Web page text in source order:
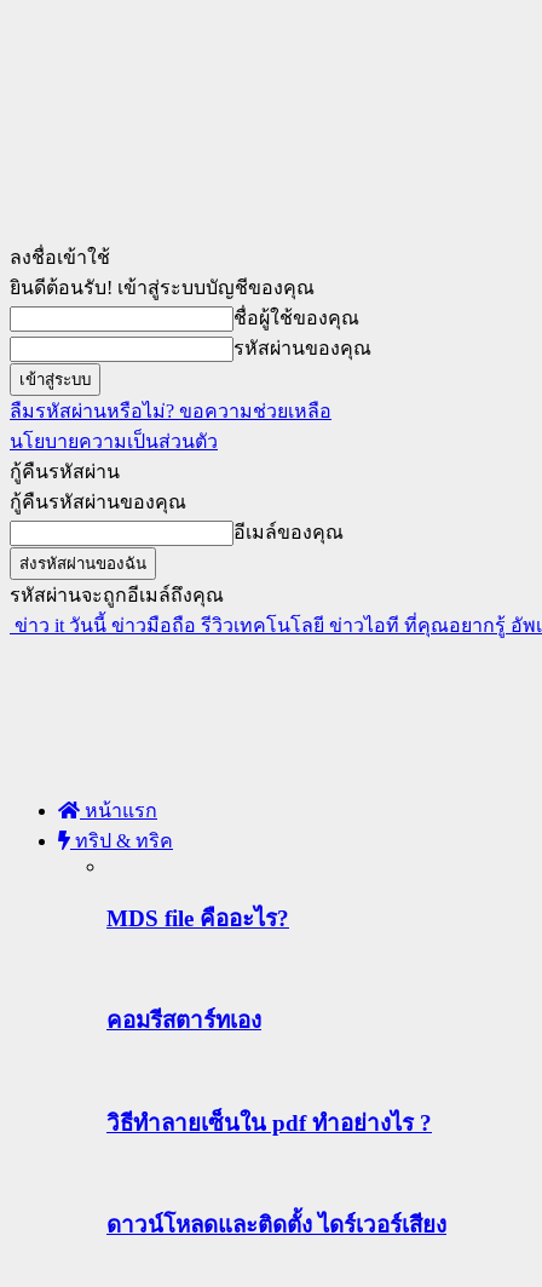
ลงชื่อเข้าใช้
ยินดีต้อนรับ! เข้าสู่ระบบบัญชีของคุณ
ชื่อผู้ใช้ของคุณ
รหัสผ่านของคุณ
ลืมรหัสผ่านหรือไม่? ขอความช่วยเหลือ
นโยบายความเป็นส่วนตัว
กู้คืนรหัสผ่าน
กู้คืนรหัสผ่านของคุณ
อีเมล์ของคุณ
รหัสผ่านจะถูกอีเมล์ถึงคุณ
ข่าว it วันนี้ ข่าวมือถือ รีวิวเทคโนโลยี ข่าวไอที ที่คุณอยากรู้ อัพ
หน้าแรก
ทริป & ทริค
MDS file คืออะไร?
คอมรีสตาร์ทเอง
วิธีทําลายเซ็นใน pdf ทำอย่างไร ?
ดาวน์โหลดและติดตั้ง ไดร์เวอร์เสียง